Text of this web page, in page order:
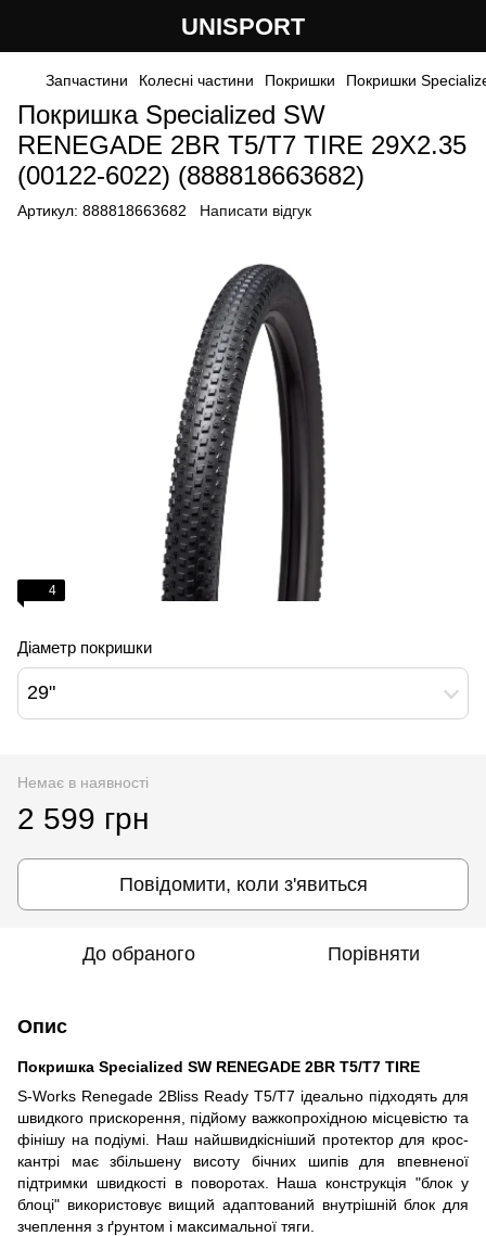
UNISPORT
Запчастини Колесні частини Покришки Покришки
Покришка Specialized SW
RENEGADE 2BR T5/T7 TIRE 29X2.35
(00122-6022) (888818663682)
Артикул: 888818663682 Написати відгук
4
Діаметр покришки
29"
Немає в наявності
2 599 грн
Повідомити, коли з'явиться
До обраного Порівняти
Опис
Покришка Specialized SW RENEGADE 2BR T5/T7 TIRE
S-Works Renegade 2Bliss Ready T5/T7 ідеально підходять для
швидкого прискорення, підйому важкопрохідною місцевістю та
фінішу на подіумі. Наш найшвидкісніший протектор для крос-
кантрі має збільшену висоту бічних шипів для впевненої
підтримки швидкості в поворотах. Наша конструкція "блок у
блоці" використовує вищий адаптований внутрішній блок для
зчеплення з ґрунтом і максимальної тяги.